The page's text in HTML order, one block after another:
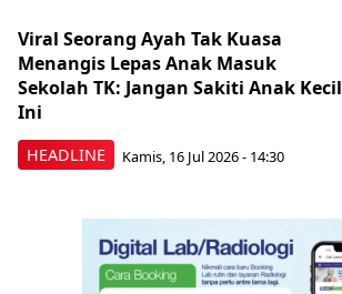
HEADLINE
Viral Seorang Ayah Tak Kuasa
Menangis Lepas Anak Masuk
Sekolah TK: Jangan Sakiti Anak Kecil
Ini
Kamis, 16 Jul 2026 - 14:30